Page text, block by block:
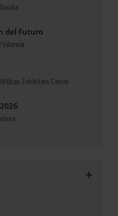
Sevilla
del Futuro
/Valencia
/ Bilbao Exhibition Centre